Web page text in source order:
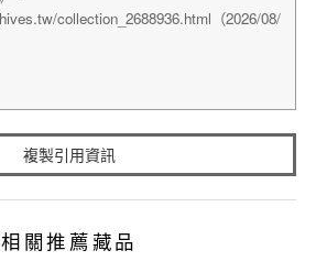
複製引用資訊
相關推薦藏品